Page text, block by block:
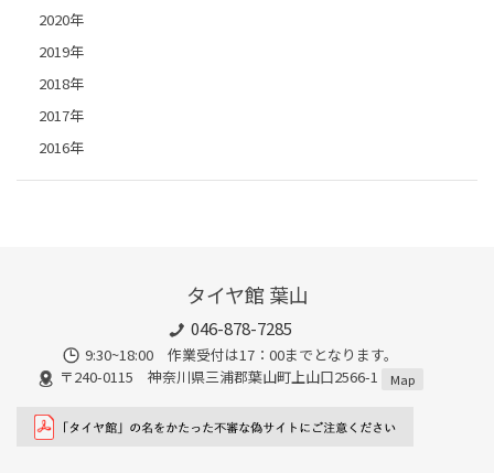
2020年
2019年
2018年
2017年
2016年
タイヤ館 葉山
046-878-7285
9:30~18:00 作業受付は17：00までとなります。
〒240-0115 神奈川県三浦郡葉山町上山口2566-1
Map